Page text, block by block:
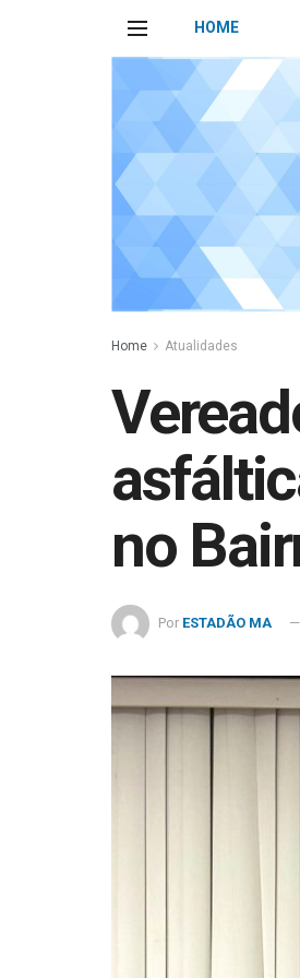
HOME
Home Atualidades
no
Por ESTADÃO MA